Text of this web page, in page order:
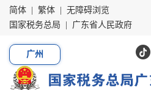
简体 繁体
无障碍浏览
国家税务总局
广东省人民政府
广州